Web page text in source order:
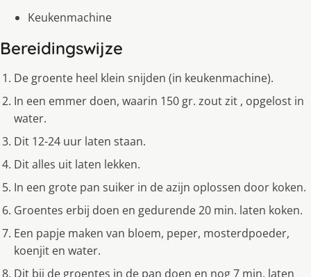
Keukenmachine
Bereidingswijze
De groente heel klein snijden (in keukenmachine).
In een emmer doen, waarin 150 gr. zout zit , opgelost in
water.
Dit 12-24 uur laten staan.
Dit alles uit laten lekken.
In een grote pan suiker in de azijn oplossen door koken.
Groentes erbij doen en gedurende 20 min. laten koken.
Een papje maken van bloem, peper, mosterdpoeder,
koenjit en water.
Dit bij de groentes in de pan doen en nog 7 min. laten